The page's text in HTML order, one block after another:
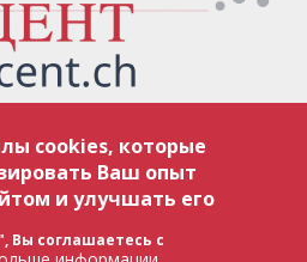
Швейцарии об авторском праве и
или частичное использование
редакции. В случае полного
материалов сайта rusaccent.ch,
на конкретный заимствованный
редакцией rusaccent.ch, являются
Полное или частичное
cookies, которые
Ваш опыт
и улучшать его
Вы соглашаетесь с